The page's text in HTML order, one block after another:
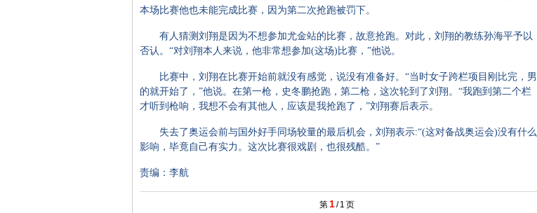
本场比赛他也未能完成比赛，因为第二次抢跑被罚下。
有人猜测刘翔是因为不想参加尤金站的比赛，故意抢跑。对此，刘翔的教练孙海平予以
否认。“对刘翔本人来说，他非常想参加(这场)比赛，”他说。
比赛中，刘翔在比赛开始前就没有感觉，说没有准备好。“当时女子跨栏项目刚比完，男
的就开始了，”他说。在第一枪，史冬鹏抢跑，第二枪，这次轮到了刘翔。“我跑到第二个栏
才听到枪响，我想不会有其他人，应该是我抢跑了，”刘翔赛后表示。
失去了奥运会前与国外好手同场较量的最后机会，刘翔表示:“(这对备战奥运会)没有什么
影响，毕竟自己有实力。这次比赛很戏剧，也很残酷。”
责编：李航
第 1/ 1 页